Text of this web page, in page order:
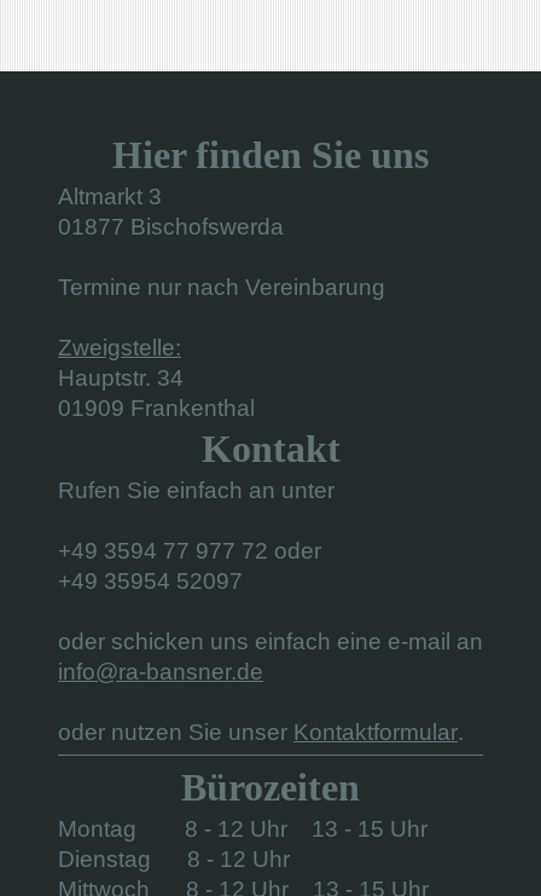
Hier finden Sie uns
Altmarkt 3
01877 Bischofswerda
Termine nur nach Vereinbarung
Zweigstelle:
Hauptstr. 34
01909 Frankenthal
Kontakt
Rufen Sie einfach an unter
+49 3594 77 977 72 oder
+49 35954 52097
oder schicken uns einfach eine e-mail an
info@ra-bansner.de
oder nutzen Sie unser Kontaktformular.
Bürozeiten
Montag 8 - 12 Uhr 13 - 15 Uhr
Dienstag 8 - 12 Uhr
Mittwoch 8 - 12 Uhr 13 - 15 Uhr